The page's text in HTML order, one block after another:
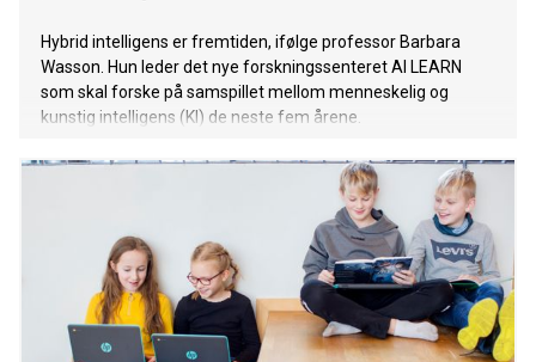
Hybrid intelligens er fremtiden, ifølge professor Barbara
Wasson. Hun leder det nye forskningssenteret AI LEARN
som skal forske på samspillet mellom menneskelig og
kunstig intelligens (KI) de neste fem årene.